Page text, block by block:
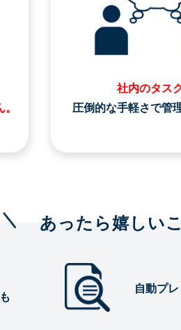
社内のタス
圧倒的な手軽さで管
あったら嬉しい
自動プ